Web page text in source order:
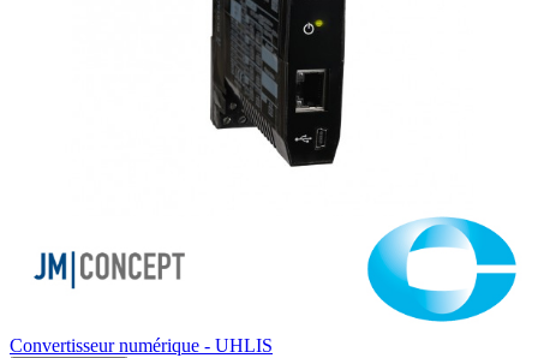
Convertisseur numérique - UHLIS